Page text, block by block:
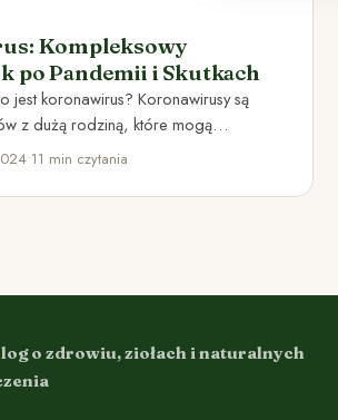
Kompleksowy
po Pandemii i Skutkach
jest koronawirus? Koronawirusy są
z dużą rodziną, które mogą
•11 min czytania
o zdrowiu, ziołach i naturalnych